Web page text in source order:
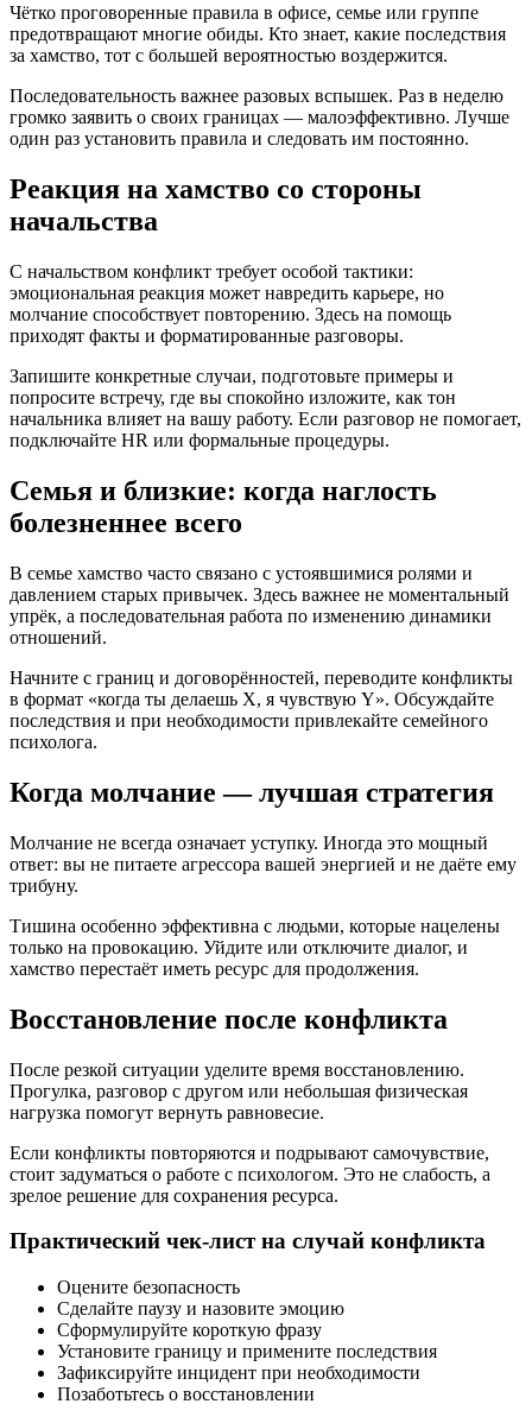
Чётко проговоренные правила в офисе, семье или группе
предотвращают многие обиды. Кто знает, какие последствия
за хамство, тот с большей вероятностью воздержится.
Последовательность важнее разовых вспышек. Раз в неделю
громко заявить о своих границах — малоэффективно. Лучше
один раз установить правила и следовать им постоянно.
Реакция на хамство со стороны
начальства
С начальством конфликт требует особой тактики:
эмоциональная реакция может навредить карьере, но
молчание способствует повторению. Здесь на помощь
приходят факты и форматированные разговоры.
Запишите конкретные случаи, подготовьте примеры и
попросите встречу, где вы спокойно изложите, как тон
начальника влияет на вашу работу. Если разговор не помогает,
подключайте HR или формальные процедуры.
Семья и близкие: когда наглость
болезненнее всего
В семье хамство часто связано с устоявшимися ролями и
давлением старых привычек. Здесь важнее не моментальный
упрёк, а последовательная работа по изменению динамики
отношений.
Начните с границ и договорённостей, переводите конфликты
в формат «когда ты делаешь X, я чувствую Y». Обсуждайте
последствия и при необходимости привлекайте семейного
психолога.
Когда молчание — лучшая стратегия
Молчание не всегда означает уступку. Иногда это мощный
ответ: вы не питаете агрессора вашей энергией и не даёте ему
трибуну.
Тишина особенно эффективна с людьми, которые нацелены
только на провокацию. Уйдите или отключите диалог, и
хамство перестаёт иметь ресурс для продолжения.
Восстановление после конфликта
После резкой ситуации уделите время восстановлению.
Прогулка, разговор с другом или небольшая физическая
нагрузка помогут вернуть равновесие.
Если конфликты повторяются и подрывают самочувствие,
стоит задуматься о работе с психологом. Это не слабость, а
зрелое решение для сохранения ресурса.
Практический чек-лист на случай конфликта
Оцените безопасность
Сделайте паузу и назовите эмоцию
Сформулируйте короткую фразу
Установите границу и примените последствия
Зафиксируйте инцидент при необходимости
Позаботьтесь о восстановлении